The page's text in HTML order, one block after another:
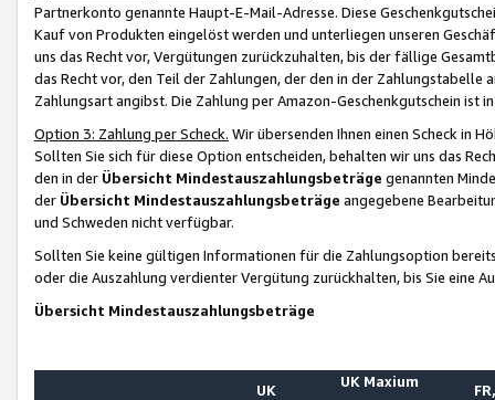
Partnerkonto genannte Haupt-E-Mail-Adresse. Diese
Kauf von Produkten eingelöst werden und unterliegen unseren
uns das Recht vor, Vergütungen zurückzuhalten, bis der fällige
das Recht vor, den Teil der Zahlungen, der den in der
Zahlungsart angibst. Die Zahlung per Amazon-Geschenkgutschein ist
Option 3: Zahlung per Scheck. Wir übersenden Ihnen einen Scheck in
Sollten Sie sich für diese Option entscheiden, behalten wir uns das
den in der Übersicht Mindestauszahlungsbeträge genannten
der Übersicht Mindestauszahlungsbeträge angegebene
und Schweden nicht verfügbar.
Sollten Sie keine gültigen Informationen für die Zahlungsoption
oder die Auszahlung verdienter Vergütung zurückhalten, bis Sie
Übersicht Mindestauszahlungsbeträge
UK
UK Maxium